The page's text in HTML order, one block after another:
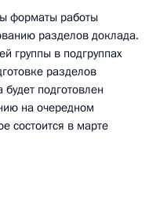
форматы работы
разделов доклада.
группы в подгруппах
разделов
подготовлен
на очередном
состоится в марте